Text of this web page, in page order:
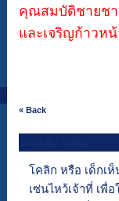
คุณสมบัติชายชา
และเจริญก้าวห
« Back
โคลิก หรือ เด็กเห็
เซ่นไหว้เจ้าที่ เพื่